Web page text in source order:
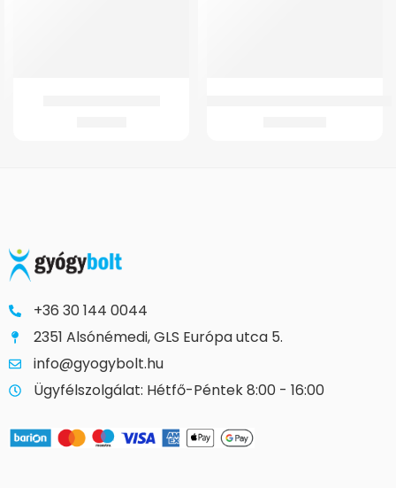
+36 30 144 0044
2351 Alsónémedi, GLS Európa utca 5.
info@gyogybolt.hu
Ügyfélszolgálat: Hétfő-Péntek 8:00 - 16:00